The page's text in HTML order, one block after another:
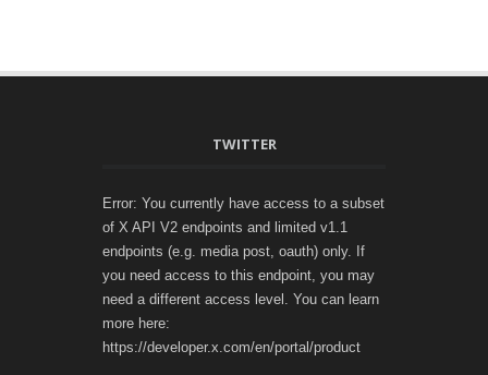
TWITTER
Error: You currently have access to a subset
of X API V2 endpoints and limited v1.1
endpoints (e.g. media post, oauth) only. If
you need access to this endpoint, you may
need a different access level. You can learn
more here:
https://developer.x.com/en/portal/product